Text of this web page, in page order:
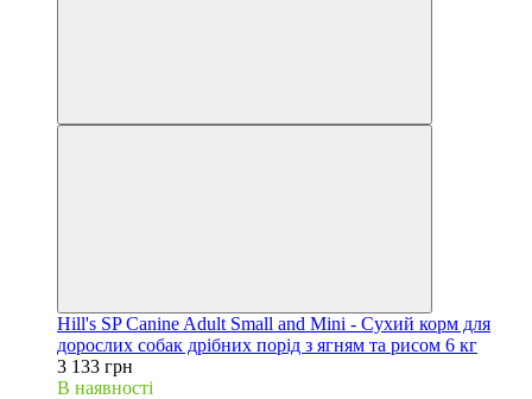
Hill's SP Canine Adult Small and Mini - Сухий корм для
дорослих собак дрібних порід з ягням та рисом 6 кг
3 133 грн
В наявності